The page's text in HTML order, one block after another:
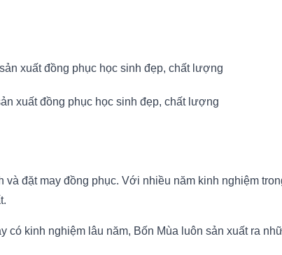
xuất đồng phục học sinh đẹp, chất lượng
đặt may đồng phục. Với nhiều năm kinh nghiệm
kinh nghiệm lâu năm, Bốn Mùa luôn sản xuất ra